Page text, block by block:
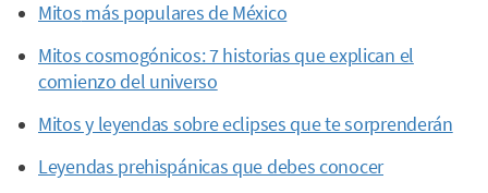
Mitos más populares de México
Mitos cosmogónicos: 7 historias que explican el
comienzo del universo
Mitos y leyendas sobre eclipses que te sorprenderán
Leyendas prehispánicas que debes conocer